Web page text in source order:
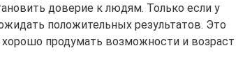
доверие к людям. Только если у
положительных результатов. Это
продумать возможности и возраст